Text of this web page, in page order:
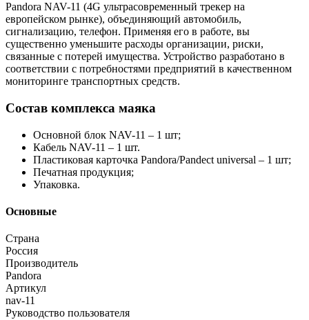
Pandora NAV-11 (4G ультрасовременный трекер на
европейском рынке), объединяющий автомобиль,
сигнализацию, телефон. Применяя его в работе, вы
существенно уменьшите расходы организации, риски,
связанные с потерей имущества. Устройство разработано в
соответствии с потребностями предприятий в качественном
мониторинге транспортных средств.
Состав комплекса маяка
Основной блок NAV-11 – 1 шт;
Кабель NAV-11 – 1 шт.
Пластиковая карточка Pandora/Pandect universal – 1 шт;
Печатная продукция;
Упаковка.
Основные
Страна
Россия
Производитель
Pandora
Артикул
nav-11
Руководство пользователя